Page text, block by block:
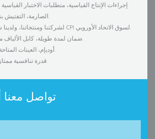
إجراءات الإنتاج القياسية، متطلبات الاختبار
الصارمة، التفتيش بنسبة 100٪ في كل إجراء.
لدينا شهادة ISO لشركتنا ومنتجاتنا، ولدينا شهادة CPI لسوق الاتحاد الأوروبي.
ضمان لمدة طويلة، كابل الألياف مدى الحياة بعد الخدمة.
OEM & أوديإم، العينات المتاحة في 1 ~ 3 أيام.
قدرة تنافسية ممتازة في السوق العالمية.
تواصل معنا